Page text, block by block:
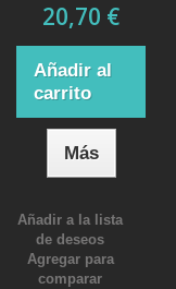
20,70 €
Añadir al
carrito
Más
Añadir a la lista
de deseos
Agregar para
comparar